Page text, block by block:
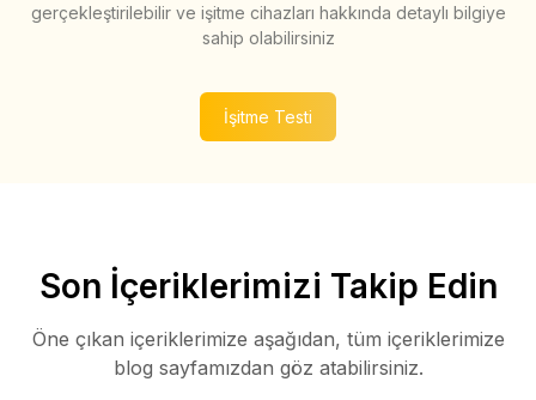
gerçekleştirilebilir ve işitme cihazları hakkında detaylı bilgiye
sahip olabilirsiniz
İşitme Testi
Son İçeriklerimizi Takip Edin
Öne çıkan içeriklerimize aşağıdan, tüm içeriklerimize
blog sayfamızdan göz atabilirsiniz.